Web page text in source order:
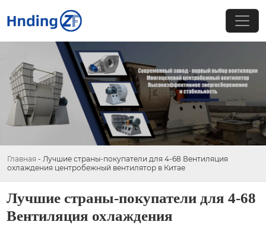
Главная - Лучшие страны-покупатели для 4-68 Вентиляция
охлаждения центробежный вентилятор в Китае
Лучшие страны-покупатели для 4-68
Вентиляция охлаждения